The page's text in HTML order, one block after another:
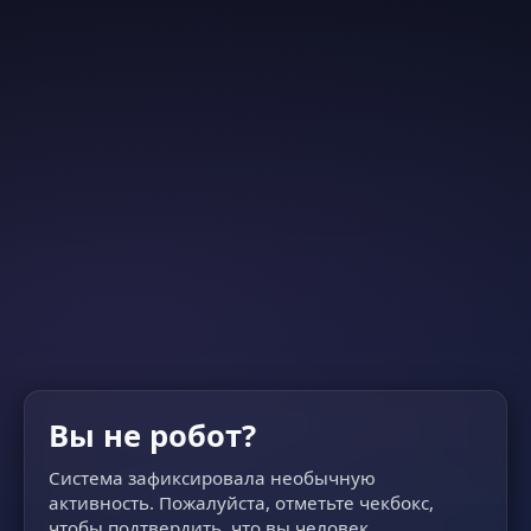
Вы не робот?
Система зафиксировала необычную
активность. Пожалуйста, отметьте чекбокс,